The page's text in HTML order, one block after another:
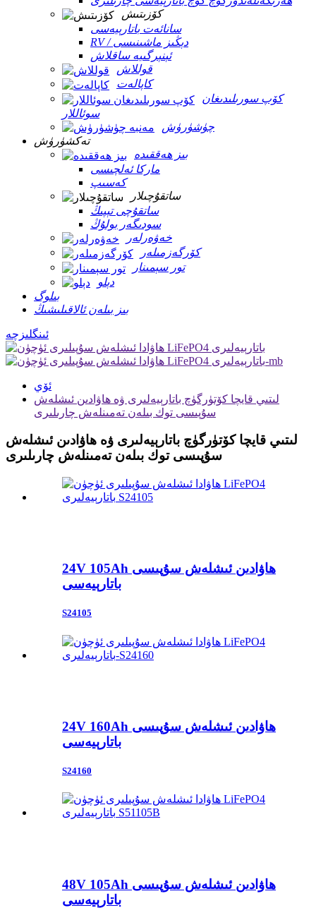
كۆزىتىش
سانائەت باتارېيەسى
RV / دېڭىز ماشىنىسى
ئېنېرگىيە ساقلاش
قوللاش
كاپالەت
كۆپ سورىلىدىغان
سوئاللار
چۈشۈرۈش
تەكشۈرۈش
بىز ھەققىدە
ماركا ئەلچىسى
كەسىپ
ساتقۇچىلار
ساتقۇچى تېپىڭ
سودىگەر بولۇڭ
خەۋەرلەر
كۆرگەزمىلەر
تور سېمىنار
دېلو
بىلوگ
بىز بىلەن ئالاقىلىشىڭ
ئىنگلىزچە
ئۆي
لىتىي قايچا كۆتۈرگۈچ باتارېيەلىرى ۋە ھاۋادىن ئىشلەش
سۇپىسى توك بىلەن تەمىنلەش چارىلىرى
لىتىي قايچا كۆتۈرگۈچ باتارېيەلىرى ۋە ھاۋادىن ئىشلەش
سۇپىسى توك بىلەن تەمىنلەش چارىلىرى
24V 105Ah ھاۋادىن ئىشلەش سۇپىسى
باتارېيەسى
S24105
24V 160Ah ھاۋادىن ئىشلەش سۇپىسى
باتارېيەسى
S24160
48V 105Ah ھاۋادىن ئىشلەش سۇپىسى
باتارېيەسى